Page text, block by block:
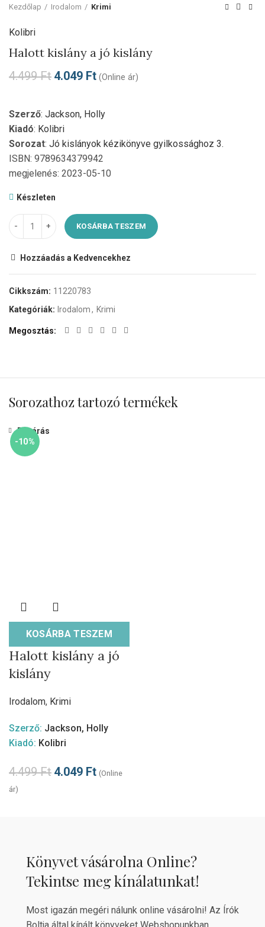
Kezdőlap Irodalom Krimi
Kolibri
Halott kislány a jó kislány
4.499Ft 4.049 Ft (Online ár)
Szerző: Jackson, Holly
Kiadó: Kolibri
Sorozat: Jó kislányok kézikönyve gyilkossághoz 3.
ISBN: 9789634379942
megjelenés: 2023-05-10
Készleten
KOSÁRBA TESZEM
Hozzáadás a Kedvencekhez
Cikkszám: 11220783
Kategóriák: Irodalom, Krimi
Megosztás
Sorozathoz tartozó termékek
-10%
KOSÁRBA TESZEM
Bezárás
Halott kislány a jó
kislány
Irodalom, Krimi
Szerző: Jackson, Holly
Kiadó: Kolibri
4.499Ft 4.049 Ft (Online
ár)
Könyvet vásárolna Online?
Tekintse meg kínálatunkat!
Most igazán megéri nálunk online vásárolni! Az Írók